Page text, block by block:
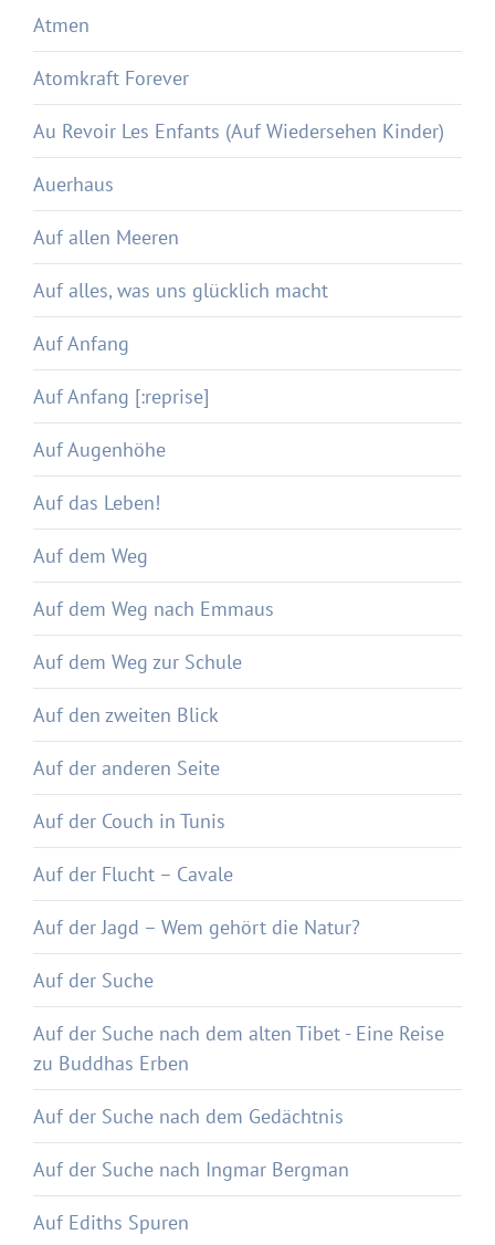
Atmen
Atomkraft Forever
Au Revoir Les Enfants (Auf Wiedersehen Kinder)
Auerhaus
Auf allen Meeren
Auf alles, was uns glücklich macht
Auf Anfang
Auf Anfang [:reprise]
Auf Augenhöhe
Auf das Leben!
Auf dem Weg
Auf dem Weg nach Emmaus
Auf dem Weg zur Schule
Auf den zweiten Blick
Auf der anderen Seite
Auf der Couch in Tunis
Auf der Flucht – Cavale
Auf der Jagd – Wem gehört die Natur?
Auf der Suche
Auf der Suche nach dem alten Tibet - Eine Reise
zu Buddhas Erben
Auf der Suche nach dem Gedächtnis
Auf der Suche nach Ingmar Bergman
Auf Ediths Spuren